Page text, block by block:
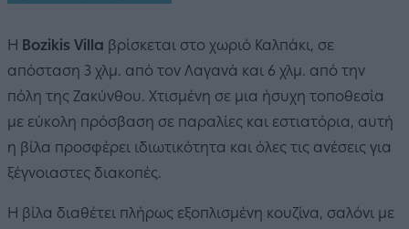
Η Bozikis Villa βρίσκεται στο χωριό Καλπάκι, σε
απόσταση 3 χλμ. από τον Λαγανά και 6 χλμ. από την
πόλη της Ζακύνθου. Χτισμένη σε μια ήσυχη τοποθεσία
με εύκολη πρόσβαση σε παραλίες και εστιατόρια, αυτή
η βίλα προσφέρει ιδιωτικότητα και όλες τις ανέσεις για
ξέγνοιαστες διακοπές.
Η βίλα διαθέτει πλήρως εξοπλισμένη κουζίνα, σαλόνι με